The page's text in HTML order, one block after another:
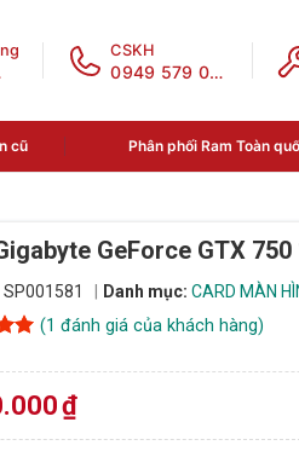
CSKH
0949 579 078
cũ Phân phối Ram Toàn
GeForce GTX 750
SP001581 Danh mục: CARD MÀN
(1 đánh giá của khách hàng)
₫